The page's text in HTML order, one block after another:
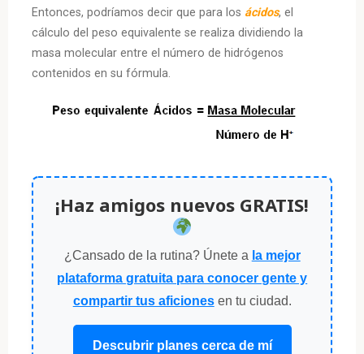
Entonces, podríamos decir que para los ácidos, el
cálculo del peso equivalente se realiza dividiendo la
masa molecular entre el número de hidrógenos
contenidos en su fórmula.
¡Haz amigos nuevos GRATIS!
¿Cansado de la rutina? Únete a la mejor
plataforma gratuita para conocer gente y
compartir tus aficionesen tu ciudad.
Descubrir planes cerca de mí